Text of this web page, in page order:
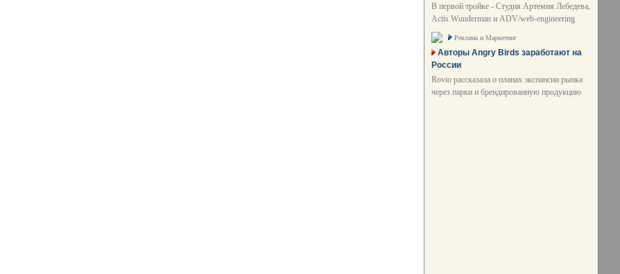
В первой тройке - Студия Артемия Лебедева,
Actis Wunderman и ADV/web-engineering
Реклама и Маркетинг
Авторы Angry Birds заработают на
России
Rovio рассказала о планах экспансии рынка
через парки и брендированную продукцию